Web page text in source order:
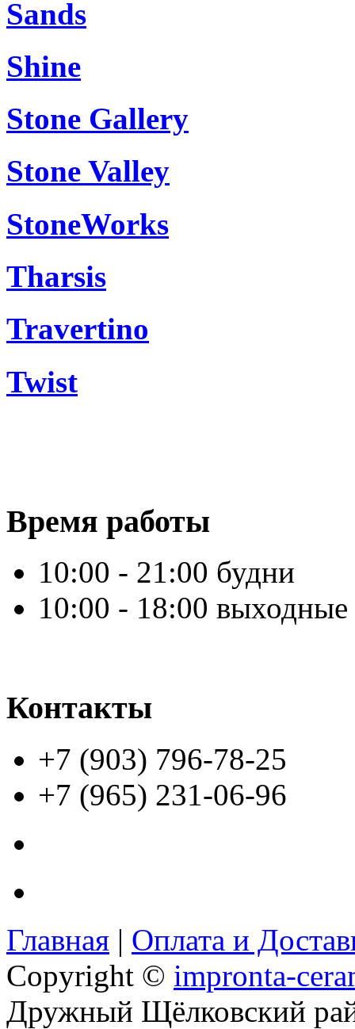
Sands
Shine
Stone Gallery
Stone Valley
StoneWorks
Tharsis
Travertino
Twist
Время работы
10:00 - 21:00 будни
10:00 - 18:00 выходные
Контакты
+7 (903) 796-78-25
+7 (965) 231-06-96
Главная | Оплата и
Copyright © impronta-
Дружный Щёлковский